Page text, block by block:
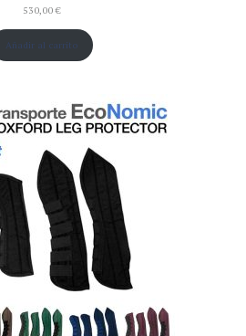
530,00€
Añadir al carrito